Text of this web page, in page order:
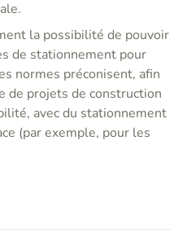
la possibilité de pouvoir
de stationnement pour
normes préconisent, afin
de projets de construction
avec du stationnement
(par exemple, pour les